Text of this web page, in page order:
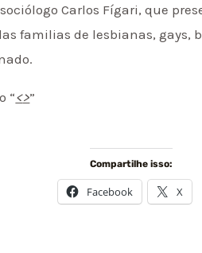
Carlos Fígari, que
familias de lesbianas, gays,
“<>”
Compartilhe isso:
Facebook X